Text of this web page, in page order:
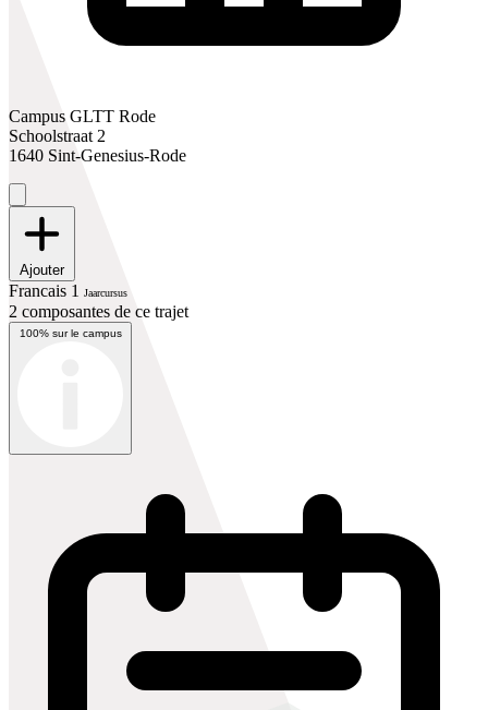
Campus GLTT Rode
Schoolstraat 2
1640 Sint-Genesius-Rode
Ajouter
Francais 1 Jaarcursus
2 composantes de ce trajet
100% sur le campus